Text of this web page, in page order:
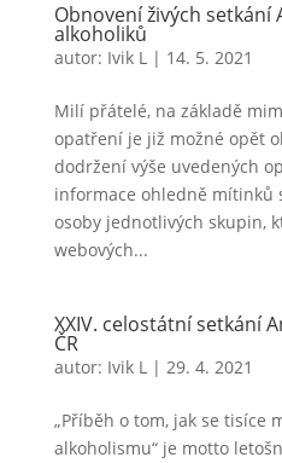
Obnovení živých setkání
alkoholiků
autor: Ivik L| 14. 5. 2021
Milí přátelé, na základě
opatření je již možné opět
dodržení výše uvedených
informace ohledně mítinků
osoby jednotlivých skupin,
webových...
XXIV. celostátní setkání
ČR
autor: Ivik L| 29. 4. 2021
„Příběh o tom, jak se tisíce
alkoholismu“ je motto